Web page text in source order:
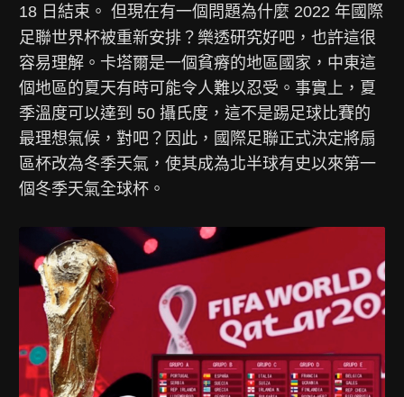
18 日結束。 但現在有一個問題為什麼 2022 年國際
足聯世界杯被重新安排？ 樂透研究好吧，也許這很
容易理解。卡塔爾是一個貧瘠的地區國家，中東這
個地區的夏天有時可能令人難以忍受。事實上，夏
季溫度可以達到 50 攝氏度，這不是踢足球比賽的
最理想氣候，對吧？因此，國際足聯正式決定將扇
區杯改為冬季天氣，使其成為北半球有史以來第一
個冬季天氣全球杯。